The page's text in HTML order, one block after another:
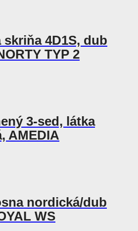
skriňa 4D1S, dub
TYP 2
3-sed, látka
AMEDIA
nordická/dub
WS